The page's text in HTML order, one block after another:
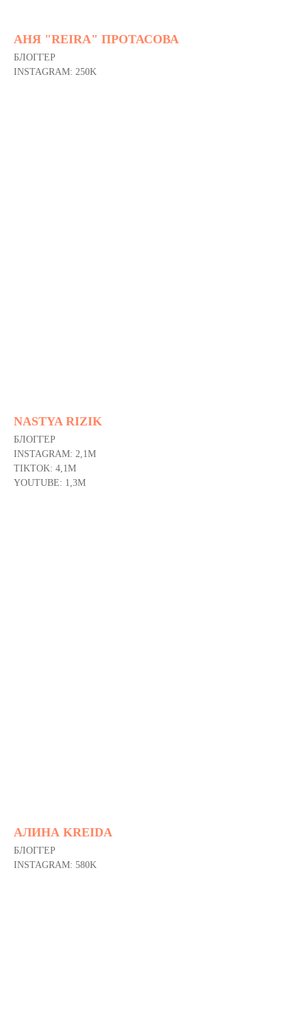
АНЯ "REIRA" ПРОТАСОВА
БЛОГГЕР
INSTAGRAM: 250K
NASTYA RIZIK
БЛОГГЕР
INSTAGRAM: 2,1M
TIKTOK: 4,1M
YOUTUBE: 1,3M
АЛИНА KREIDA
БЛОГГЕР
INSTAGRAM: 580K